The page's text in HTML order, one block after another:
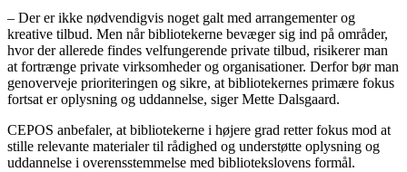
– Der er ikke nødvendigvis noget galt med arrangementer og
kreative tilbud. Men når bibliotekerne bevæger sig ind på områder,
hvor der allerede findes velfungerende private tilbud, risikerer man
at fortrænge private virksomheder og organisationer. Derfor bør man
genoverveje prioriteringen og sikre, at bibliotekernes primære fokus
fortsat er oplysning og uddannelse, siger Mette Dalsgaard.
CEPOS anbefaler, at bibliotekerne i højere grad retter fokus mod at
stille relevante materialer til rådighed og understøtte oplysning og
uddannelse i overensstemmelse med bibliotekslovens formål.